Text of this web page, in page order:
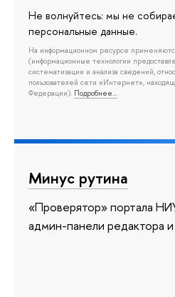
Не волнуйтесь: мы не
персональные данные.
На информационном ресурсе
(информационные технологии
систематизации и анализа сведений,
пользователей сети «Интернет»,
Федерации). Подробнее…
Минус рутина
«Проверятор» портала
админ-панели редактора